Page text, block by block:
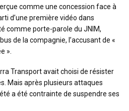
comme une concession face à
d’une première vidéo dans
comme porte-parole du JNIM,
de la compagnie, l’accusant de «
».
Transport avait choisi de résister
Mais après plusieurs attaques
a été contrainte de suspendre ses